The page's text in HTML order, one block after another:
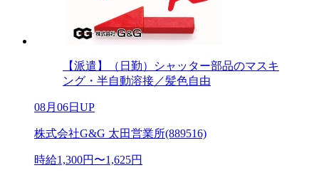
【派遣】（日勤）シャッター部品のマスキ
ング・半自動溶接／髪色自由
08月06日UP
株式会社G&G 太田営業所(889516)
時給1,300円〜1,625円